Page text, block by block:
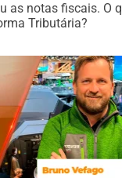
as notas fiscais. O
Tributária?